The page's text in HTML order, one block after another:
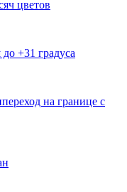
цветов
+31 градуса
на границе с